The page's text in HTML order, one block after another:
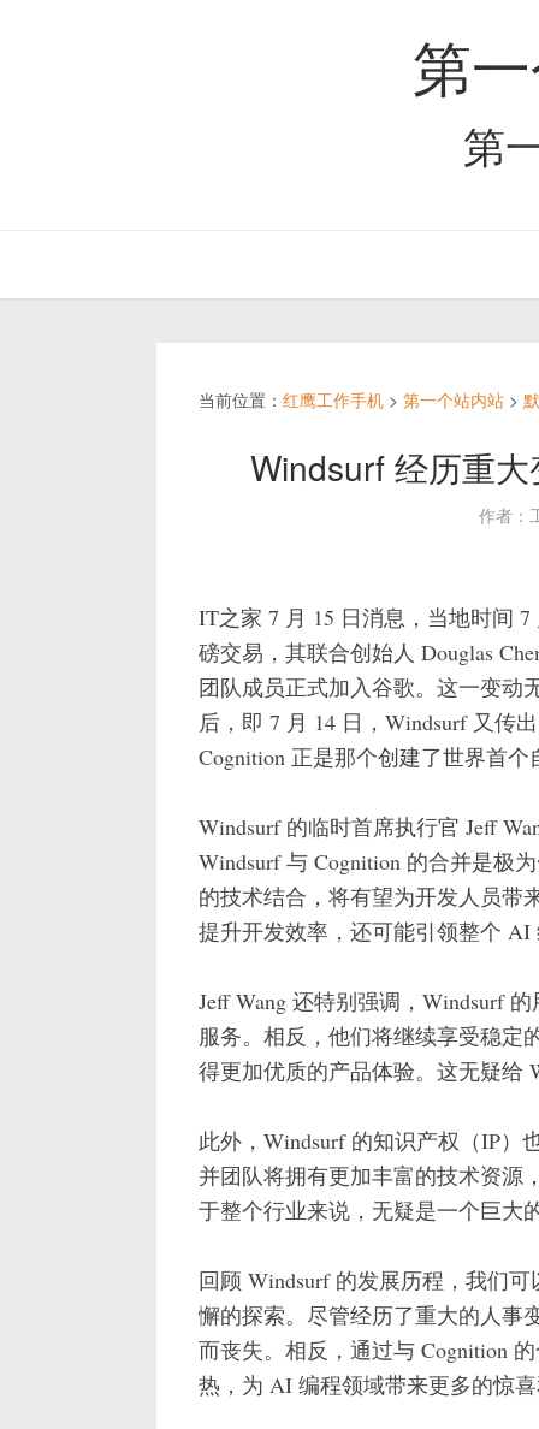
第
第
当前位置： 红鹰工作手机 > 第一个站内站 >
Windsurf 经历重
作者：
IT之家 7 月 15 日消息，当地时间
磅交易，其联合创始人 Douglas
团队成员正式加入谷歌。这一变动
后，即 7 月 14 日，Windsurf 又传
Cognition 正是那个创建了世界首
Windsurf 的临时首席执行官 Jeff
Windsurf 与 Cognition 的合并是极
的技术结合，将有望为开发人员带
提升开发效率，还可能引领整个
Jeff Wang 还特别强调，Windsurf
服务。相反，他们将继续享受稳定
得更加优质的产品体验。这无疑给
此外，Windsurf 的知识产权（IP）
并团队将拥有更加丰富的技术资源
于整个行业来说，无疑是一个巨大
回顾 Windsurf 的发展历程，我们
懈的探索。尽管经历了重大的人事
而丧失。相反，通过与 Cognition
热，为 AI 编程领域带来更多的惊